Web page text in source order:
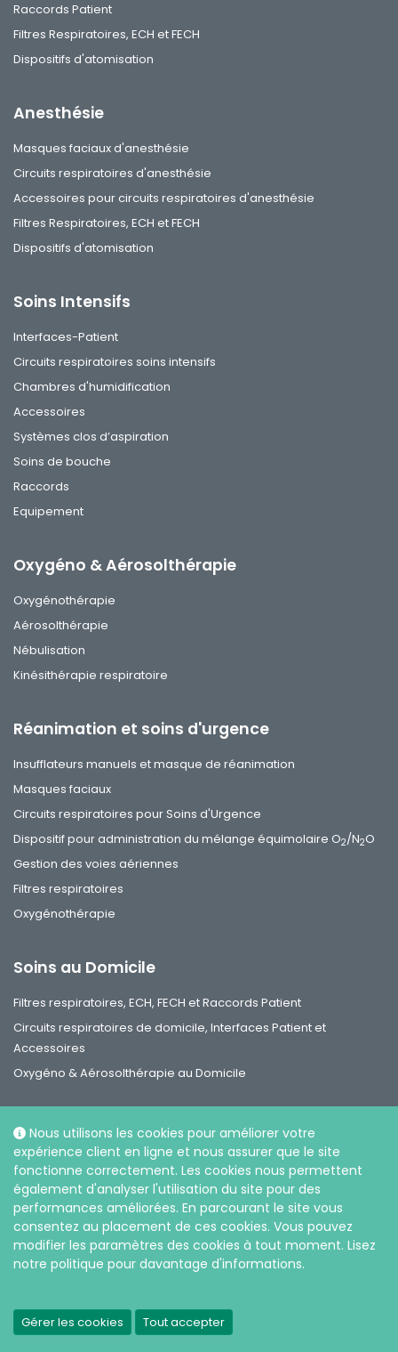
Nous utilisons les cookies pour améliorer votre
expérience client en ligne et nous assurer que le site
fonctionne correctement. Les cookies nous permettent
également d'analyser l'utilisation du site pour des
performances améliorées. En parcourant le site vous
consentez au placement de ces cookies. Vous pouvez
modifier les paramètres des cookies à tout moment. Lisez
notre politique pour davantage d'informations.
Gérer les cookies Tout accepter
Raccords Patient
Filtres Respiratoires, ECH et FECH
Dispositifs d'atomisation
Anesthésie
Masques faciaux d'anesthésie
Circuits respiratoires d'anesthésie
Accessoires pour circuits respiratoires d'anesthésie
Filtres Respiratoires, ECH et FECH
Dispositifs d'atomisation
Soins Intensifs
Interfaces-Patient
Circuits respiratoires soins intensifs
Chambres d'humidification
Accessoires
Systèmes clos d’aspiration
Soins de bouche
Raccords
Equipement
Oxygéno & Aérosolthérapie
Oxygénothérapie
Aérosolthérapie
Nébulisation
Kinésithérapie respiratoire
Réanimation et soins d'urgence
Insufflateurs manuels et masque de réanimation
Masques faciaux
Circuits respiratoires pour Soins d'Urgence
Dispositif pour administration du mélange équimolaire O2/N2O
Gestion des voies aériennes
Filtres respiratoires
Oxygénothérapie
Soins au Domicile
Filtres respiratoires, ECH, FECH et Raccords Patient
Circuits respiratoires de domicile, Interfaces Patient et
Accessoires
Oxygéno & Aérosolthérapie au Domicile
Réseaux sociaux
|Politique de confidentialité et sur l’utilisation des cookies